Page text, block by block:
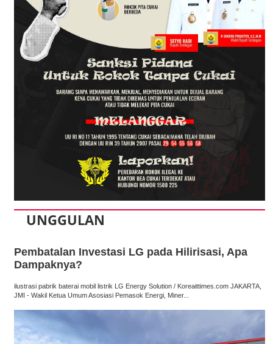
UNGGULAN
Pembatalan Investasi LG pada Hilirisasi, Apa
Dampaknya?
ilustrasi pabrik baterai mobil listrik LG Energy Solution / Koreaittimes.com JAKARTA,
JMI - Wakil Ketua Umum Asosiasi Pemasok Energi, Miner...